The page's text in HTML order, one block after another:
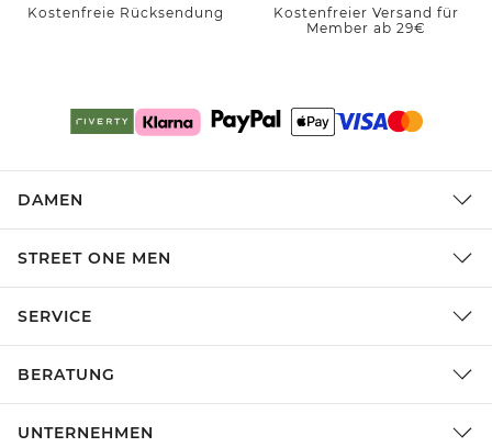
Kostenfreie Rücksendung
Kostenfreier Versand für
Member ab 29€
DAMEN
STREET ONE MEN
SERVICE
BERATUNG
UNTERNEHMEN